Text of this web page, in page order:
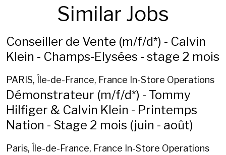
Similar Jobs
Conseiller de Vente (m/f/d*) - Calvin
Klein - Champs-Elysées - stage 2 mois
PARIS, Île-de-France, France In-Store Operations
Démonstrateur (m/f/d*) - Tommy
Hilfiger & Calvin Klein - Printemps
Nation - Stage 2 mois (juin - août)
Paris, Île-de-France, France In-Store Operations